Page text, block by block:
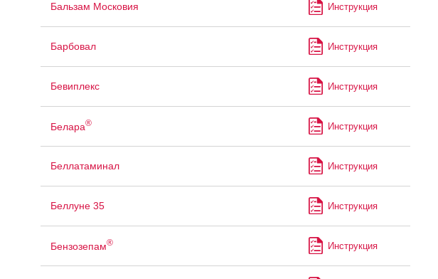
Бальзам Московия Инструкция
Барбовал Инструкция
Бевиплекс Инструкция
Белара® Инструкция
Беллатаминал Инструкция
Беллуне 35 Инструкция
Бензозепам® Инструкция